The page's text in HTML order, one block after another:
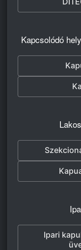
Kapcsolódó
Ipari